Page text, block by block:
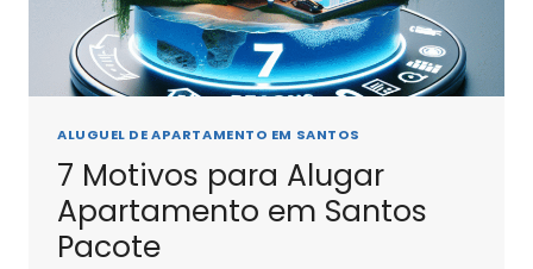
ALUGUEL DE APARTAMENTO EM SANTOS
7 Motivos para Alugar
Apartamento em Santos
Pacote